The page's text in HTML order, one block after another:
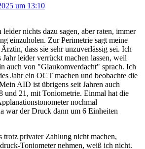
um 13:10
nichts dazu sagen, aber raten, immer
einzuholen. Zur Perimetrie sagt meine
dass sie sehr unzuverlässig sei. Ich
Jahr leider verrückt machen lassen, weil
auch von "Glaukomverdacht" sprach. Ich
Jahr ein OCT machen und beobachte die
AID ist übrigens seit Jahren auch
und 21, mit Toniometrie. Einmal hat die
nochmal
war der Druck dann um 6 Einheiten
trotz privater Zahlung nicht machen,
Toniometer nehmen, weiß ich nicht.